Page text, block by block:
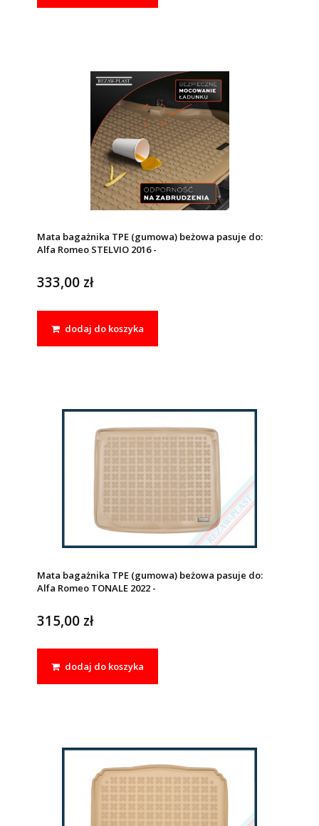
Mata bagażnika TPE (gumowa) beżowa pasuje do:
Alfa Romeo STELVIO 2016 -
333,00 zł
dodaj do koszyka
Mata bagażnika TPE (gumowa) beżowa pasuje do:
Alfa Romeo TONALE 2022 -
315,00 zł
dodaj do koszyka